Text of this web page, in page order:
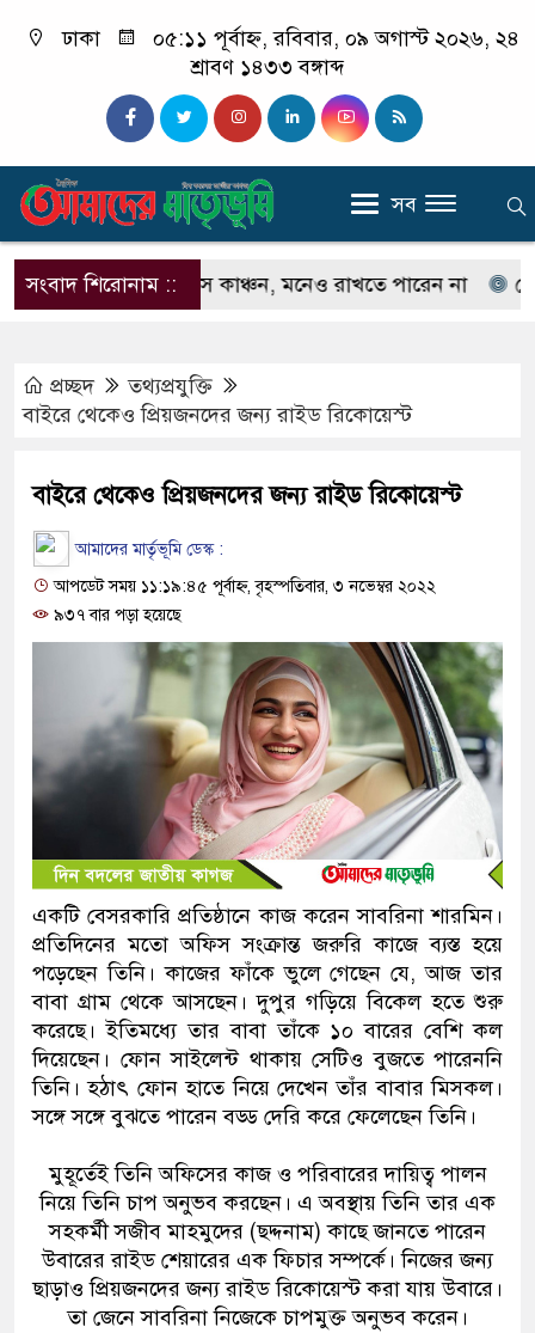
ঢাকা
০৫:১১ পূর্বাহ্ন, রবিবার, ০৯ অগাস্ট ২০২৬, ২৪
শ্রাবণ ১৪৩৩ বঙ্গাব্দ
সব
সংবাদ শিরোনাম ::
না ইলিয়াস কাঞ্চন, মনেও রাখতে পারেন না কেউ
প্রচ্ছদ
তথ্যপ্রযুক্তি
বাইরে থেকেও প্রিয়জনদের জন্য রাইড রিকোয়েস্ট
বাইরে থেকেও প্রিয়জনদের জন্য রাইড রিকোয়েস্ট
আমাদের মার্তৃভূমি ডেস্ক :
আপডেট সময় ১১:১৯:৪৫ পূর্বাহ্ন, বৃহস্পতিবার, ৩ নভেম্বর ২০২২
৯৩৭ বার পড়া হয়েছে
একটি বেসরকারি প্রতিষ্ঠানে কাজ করেন সাবরিনা শারমিন।
প্রতিদিনের মতো অফিস সংক্রান্ত জরুরি কাজে ব্যস্ত হয়ে
পড়েছেন তিনি। কাজের ফাঁকে ভুলে গেছেন যে, আজ তার
বাবা গ্রাম থেকে আসছেন। দুপুর গড়িয়ে বিকেল হতে শুরু
করেছে। ইতিমধ্যে তার বাবা তাঁকে ১০ বারের বেশি কল
দিয়েছেন। ফোন সাইলেন্ট থাকায় সেটিও বুজতে পারেননি
তিনি। হঠাৎ ফোন হাতে নিয়ে দেখেন তাঁর বাবার মিসকল।
সঙ্গে সঙ্গে বুঝতে পারেন বড্ড দেরি করে ফেলেছেন তিনি।
মুহূর্তেই তিনি অফিসের কাজ ও পরিবারের দায়িত্ব পালন
নিয়ে তিনি চাপ অনুভব করছেন। এ অবস্থায় তিনি তার এক
সহকর্মী সজীব মাহমুদের (ছদ্দনাম) কাছে জানতে পারেন
উবারের রাইড শেয়ারের এক ফিচার সম্পর্কে। নিজের জন্য
ছাড়াও প্রিয়জনদের জন্য রাইড রিকোয়েস্ট করা যায় উবারে।
তা জেনে সাবরিনা নিজেকে চাপমুক্ত অনুভব করেন।